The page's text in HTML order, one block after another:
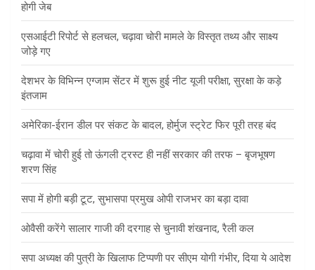
होगी जेब
एसआईटी रिपोर्ट से हलचल, चढ़ावा चोरी मामले के विस्तृत तथ्य और साक्ष्य
जोड़े गए
देशभर के विभिन्न एग्जाम सेंटर में शुरू हुई नीट यूजी परीक्षा, सुरक्षा के कड़े
इंतजाम
अमेरिका-ईरान डील पर संकट के बादल, होर्मुज स्ट्रेट फिर पूरी तरह बंद
चढ़ावा में चोरी हुई तो ऊंगली ट्रस्ट ही नहीं सरकार की तरफ – बृजभूषण
शरण सिंह
सपा में होगी बड़ी टूट, सुभासपा प्रमुख ओपी राजभर का बड़ा दावा
ओवैसी करेंगे सालार गाजी की दरगाह से चुनावी शंखनाद, रैली कल
सपा अध्यक्ष की पुत्री के खिलाफ टिप्पणी पर सीएम योगी गंभीर, दिया ये आदेश